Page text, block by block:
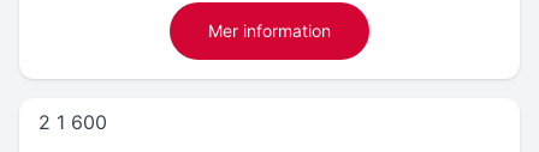
Mer information
2 1 600